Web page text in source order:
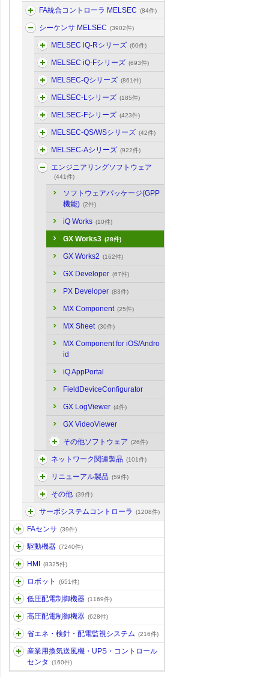
FA統合コントローラ MELSEC (84件)
シーケンサ MELSEC (3902件)
MELSEC iQ-Rシリーズ (60件)
MELSEC iQ-Fシリーズ (693件)
MELSEC-Qシリーズ (861件)
MELSEC-Lシリーズ (185件)
MELSEC-Fシリーズ (423件)
MELSEC-QS/WSシリーズ (42件)
MELSEC-Aシリーズ (922件)
エンジニアリングソフトウェア
(441件)
ソフトウェアパッケージ(GPP
機能) (2件)
iQ Works (10件)
GX Works3 (28件)
GX Works2 (162件)
GX Developer (67件)
PX Developer (83件)
MX Component (25件)
MX Sheet (30件)
MX Component for iOS/Andro
id
iQ AppPortal
FieldDeviceConfigurator
GX LogViewer (4件)
GX VideoViewer
その他ソフトウェア (26件)
ネットワーク関連製品 (101件)
リニューアル製品 (59件)
その他 (39件)
サーボシステムコントローラ (1208件)
FAセンサ (39件)
駆動機器 (7240件)
HMI (8325件)
ロボット (651件)
低圧配電制御機器 (1169件)
高圧配電制御機器 (628件)
省エネ・検針・配電監視システム (216件)
産業用換気送風機・UPS・コントロール
センタ
(160件)